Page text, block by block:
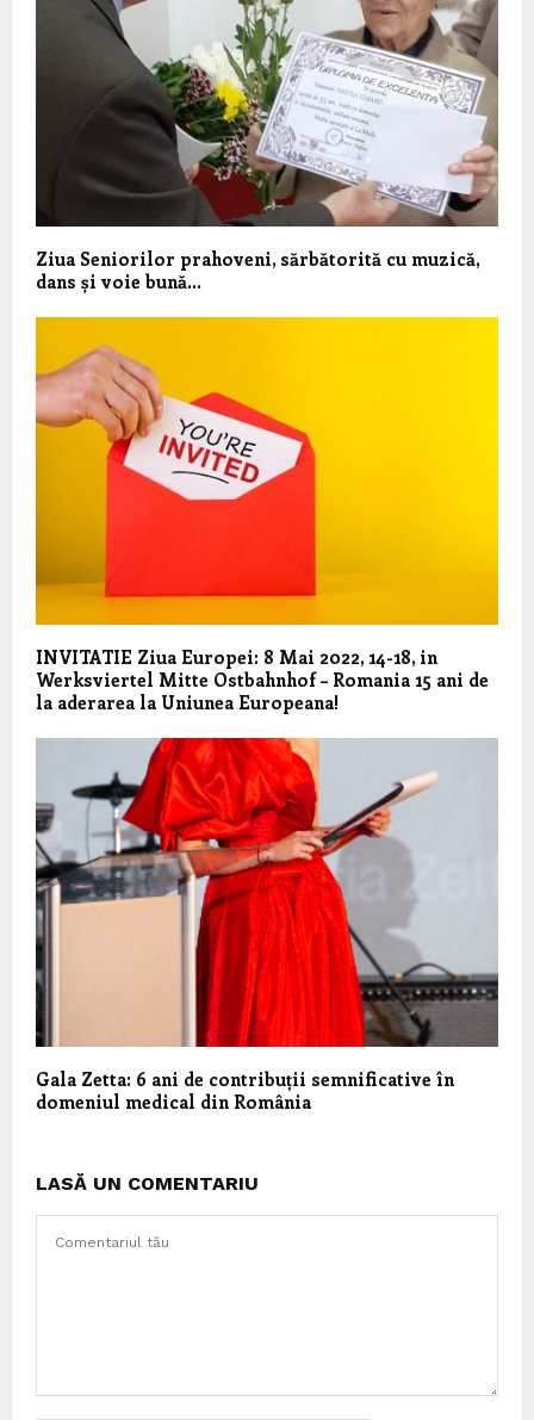
Ziua Seniorilor prahoveni, sărbătorită cu muzică,
dans și voie bună…
INVITATIE Ziua Europei: 8 Mai 2022, 14-18, in
Werksviertel Mitte Ostbahnhof – Romania 15 ani de
la aderarea la Uniunea Europeana!
Gala Zetta: 6 ani de contribuții semnificative în
domeniul medical din România
LASĂ UN COMENTARIU